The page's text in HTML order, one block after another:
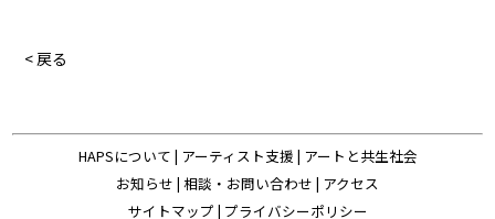
< 戻る
HAPSについて | アーティスト支援 | アートと共生社会
お知らせ | 相談・お問い合わせ | アクセス
サイトマップ | プライバシーポリシー